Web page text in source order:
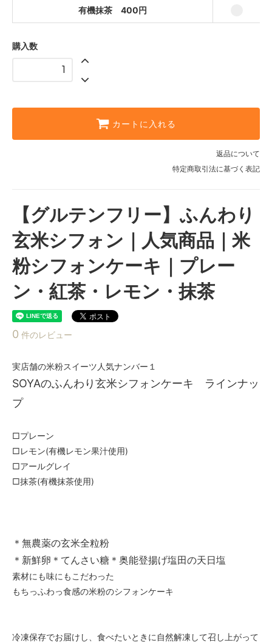
有機抹茶 400円
購入数
カートに入れる
返品について
特定商取引法に基づく表記
【グルテンフリー】ふんわり
玄米シフォン｜人気商品｜米
粉シフォンケーキ｜プレー
ン・紅茶・レモン・抹茶
0 件のレビュー
実店舗の米粉スイーツ人気ナンバー１
SOYAのふんわり玄米シフォンケーキ ラインナッ
プ
□プレーン
□レモン(有機レモン果汁使用)
□アールグレイ
□抹茶(有機抹茶使用)
＊無農薬の玄米全粒粉
＊新鮮卵＊てんさい糖＊奥能登揚げ塩田の天日塩
素材にも味にもこだわった
もちっふわっ食感の米粉のシフォンケーキ
冷凍保存でお届けし、食べたいときに自然解凍して召し上がって